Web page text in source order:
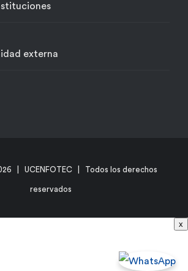
externa
| UCENFOTEC | Todos los derechos
reservados
x